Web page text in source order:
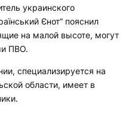
украинского
Єнот“ пояснил
на малой высоте, могут
ПВО.
специализируется на
области, имеет в